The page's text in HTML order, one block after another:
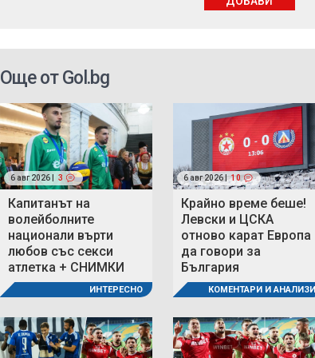
Още от Gol.bg
6 авг 2026 | 3
Капитанът на
волейболните
национали върти
любов със секси
атлетка + СНИМКИ
ИНТЕРЕСНО
6 авг 2026 | 10
Крайно време беше!
Левски и ЦСКА
отново карат Европа
да говори за
България
КОМЕНТАРИ И АНАЛИЗИ